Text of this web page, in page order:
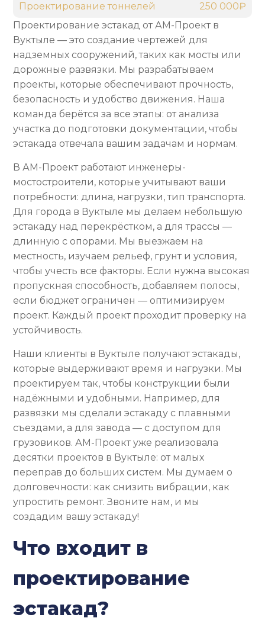
Проектирование эстакад от АМ-Проект в
Вуктыле — это создание чертежей для
надземных сооружений, таких как мосты или
дорожные развязки. Мы разрабатываем
проекты, которые обеспечивают прочность,
безопасность и удобство движения. Наша
команда берётся за все этапы: от анализа
участка до подготовки документации, чтобы
эстакада отвечала вашим задачам и нормам.
В АМ-Проект работают инженеры-
мостостроители, которые учитывают ваши
потребности: длина, нагрузки, тип транспорта.
Для города в Вуктыле мы делаем небольшую
эстакаду над перекрёстком, а для трассы —
длинную с опорами. Мы выезжаем на
местность, изучаем рельеф, грунт и условия,
чтобы учесть все факторы. Если нужна высокая
пропускная способность, добавляем полосы,
если бюджет ограничен — оптимизируем
проект. Каждый проект проходит проверку на
устойчивость.
Наши клиенты в Вуктыле получают эстакады,
которые выдерживают время и нагрузки. Мы
проектируем так, чтобы конструкции были
надёжными и удобными. Например, для
развязки мы сделали эстакаду с плавными
съездами, а для завода — с доступом для
грузовиков. АМ-Проект уже реализовала
десятки проектов в Вуктыле: от малых
переправ до больших систем. Мы думаем о
долговечности: как снизить вибрации, как
упростить ремонт. Звоните нам, и мы
создадим вашу эстакаду!
Что входит в
проектирование
эстакад?
Проектирование тоннелей 250 000₽